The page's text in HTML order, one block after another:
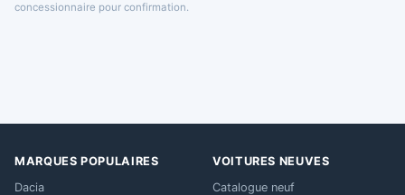
concessionnaire pour confirmation.
MARQUES POPULAIRES
Dacia
VOITURES NEUVES
Catalogue neuf